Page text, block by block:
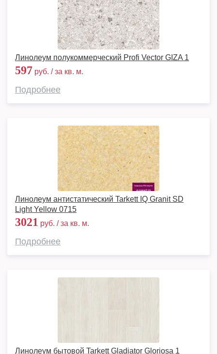
Линолеум полукоммерческий Profi Vector GIZA 1
597 руб. / за кв. м.
Подробнее
Линолеум антистатический Tarkett IQ Granit SD
Light Yellow 0715
3021 руб. / за кв. м.
Подробнее
Линолеум бытовой Tarkett Gladiator Gloriosa 1